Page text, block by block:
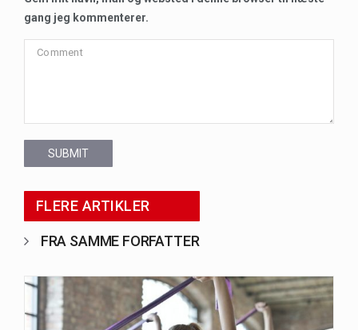
gang jeg kommenterer.
SUBMIT
FLERE ARTIKLER
FRA SAMME FORFATTER